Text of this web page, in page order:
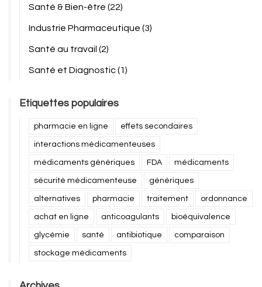
Santé & Bien-être (22)
Industrie Pharmaceutique (3)
Santé au travail (2)
Santé et Diagnostic(1)
Etiquettes populaires
pharmacie en ligne effets secondaires
interactions médicamenteuses
médicaments génériques FDA médicaments
sécurité médicamenteuse génériques
alternatives pharmacie traitement ordonnance
achat en ligne anticoagulants bioéquivalence
glycémie santé antibiotique comparaison
stockage médicaments